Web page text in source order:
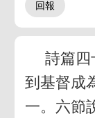
詩篇四
到基督成
一。六節